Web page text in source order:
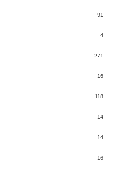
91
4
271
16
118
14
14
16